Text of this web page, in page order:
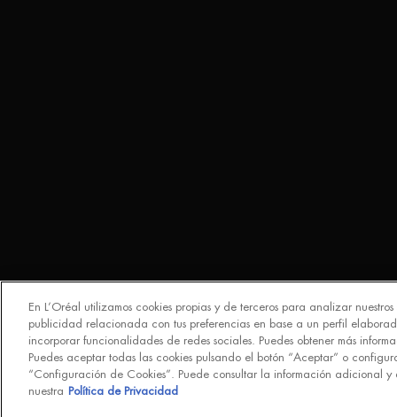
© Biotherm 2023
En L’Oréal utilizamos cookies propias y de terceros para analizar
publicidad relacionada con tus preferencias en base a un perfil
incorporar funcionalidades de redes sociales. Puedes obtener más
Puedes aceptar todas las cookies pulsando el botón “Aceptar” o
“Configuración de Cookies”. Puede consultar la información adicional y
nuestra Política de Privacidad